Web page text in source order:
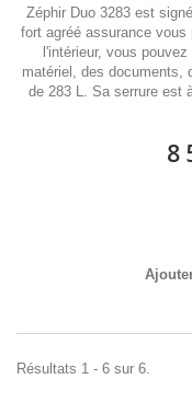
Zéphir Duo 3283 est
fort agréé assurance vous
l'intérieur, vous
matériel, des documents,
de 283 L. Sa serrure est
8
Résultats 1 - 6 sur 6.